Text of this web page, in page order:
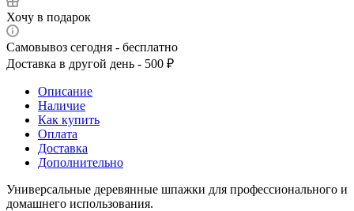
Хочу в подарок
Самовывоз сегодня - бесплатно
Доставка в другой день - 500 ₽
Описание
Наличие
Как купить
Оплата
Доставка
Дополнительно
Универсальные деревянные шпажки для профессионального и
домашнего использования.